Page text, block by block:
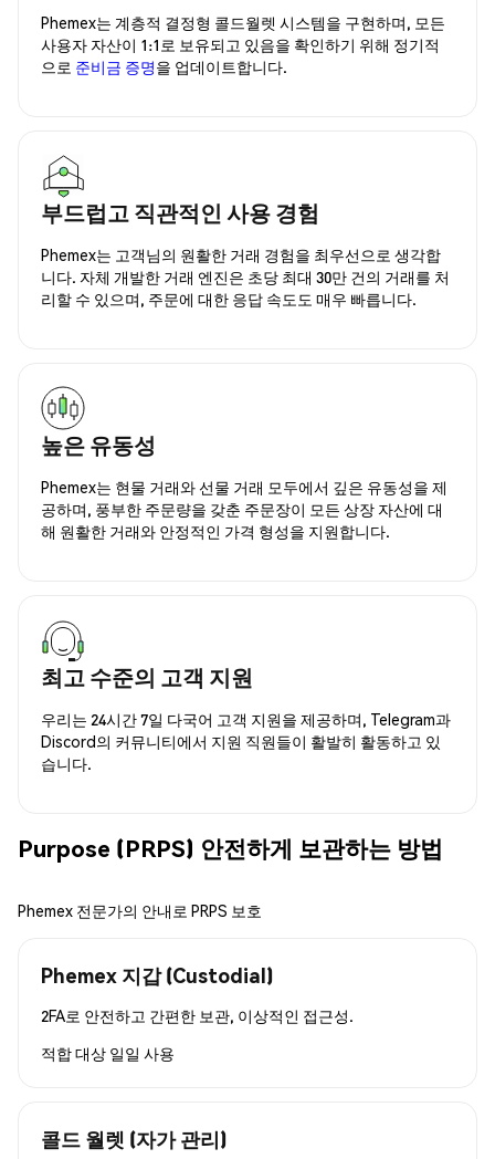
Phemex는 계층적 결정형 콜드월렛 시스템을 구현하며, 모든
사용자 자산이 1:1로 보유되고 있음을 확인하기 위해 정기적
으로 준비금 증명을 업데이트합니다.
부드럽고 직관적인 사용 경험
Phemex는 고객님의 원활한 거래 경험을 최우선으로 생각합
니다. 자체 개발한 거래 엔진은 초당 최대 30만 건의 거래를 처
리할 수 있으며, 주문에 대한 응답 속도도 매우 빠릅니다.
높은 유동성
Phemex는 현물 거래와 선물 거래 모두에서 깊은 유동성을 제
공하며, 풍부한 주문량을 갖춘 주문장이 모든 상장 자산에 대
해 원활한 거래와 안정적인 가격 형성을 지원합니다.
최고 수준의 고객 지원
우리는 24시간 7일 다국어 고객 지원을 제공하며, Telegram과
Discord의 커뮤니티에서 지원 직원들이 활발히 활동하고 있
습니다.
Purpose (PRPS) 안전하게 보관하는 방법
Phemex 전문가의 안내로 PRPS 보호
Phemex 지갑 (Custodial)
2FA로 안전하고 간편한 보관, 이상적인 접근성.
적합 대상 일일 사용
콜드 월렛 (자가 관리)